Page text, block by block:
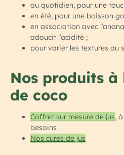
au quotidien, pour une
en été, pour une boisson
en association avec
adoucit l’acidité ;
pour varier les textures au
Nos produits
de coco
Coffret sur mesure de jus,
besoins
Nos cures de jus